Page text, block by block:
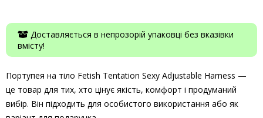
Доставляється в непрозорій упаковці без вказівки
вмісту!
Портупея на тіло Fetish Tentation Sexy Adjustable Harness —
це товар для тих, хто цінує якість, комфорт і продуманий
вибір. Він підходить для особистого використання або як